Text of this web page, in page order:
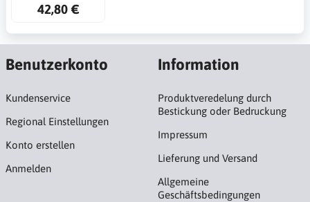
42,80 €
Benutzerkonto
Kundenservice
Regional Einstellungen
Konto erstellen
Anmelden
Information
Produktveredelung durch
Bestickung oder Bedruckung
Impressum
Lieferung und Versand
Allgemeine
Geschäftsbedingungen